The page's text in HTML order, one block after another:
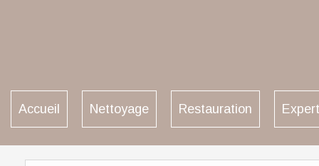
Accueil Nettoyage Restauration